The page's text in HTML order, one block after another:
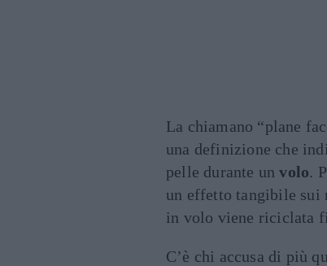
La chiamano “plane
una definizione che
pelle durante unvolo.
un effetto tangibile sui
in volo viene riciclata
C’è chi accusa di più